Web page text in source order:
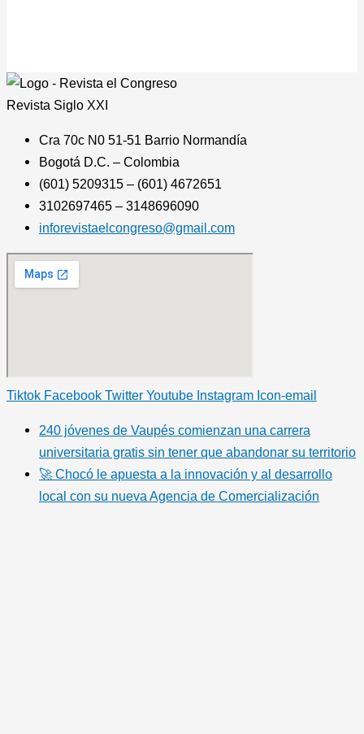
Revista Siglo XXI
Cra 70c N0 51-51 Barrio Normandía
Bogotá D.C. – Colombia
(601) 5209315 – (601) 4672651
3102697465 – 3148696090
inforevistaelcongreso@gmail.com
Tiktok Facebook Twitter Youtube Instagram Icon-email
240 jóvenes de Vaupés comienzan una carrera
universitaria gratis sin tener que abandonar su territorio
🚀 Chocó le apuesta a la innovación y al desarrollo
local con su nueva Agencia de Comercialización